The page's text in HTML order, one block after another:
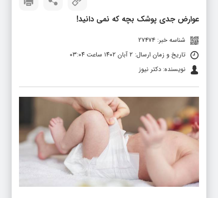
عوارض جدی پوشک بچه که نمی دانید!
شناسه خبر: 27474
تاریخ و زمان ارسال: ۲ آبان ۱۴۰۲ ساعت ۰۳:۰۴
نویسنده: دکتر نیوز